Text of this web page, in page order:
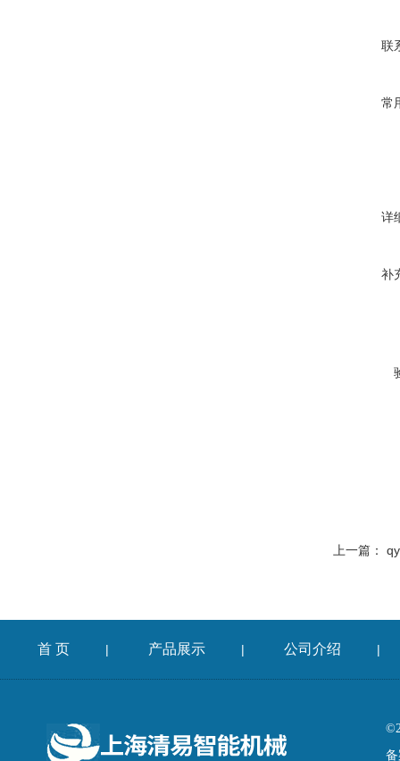
联
常
详
补
上一篇：
首 页 | 产品展示 | 公司介绍 |
备